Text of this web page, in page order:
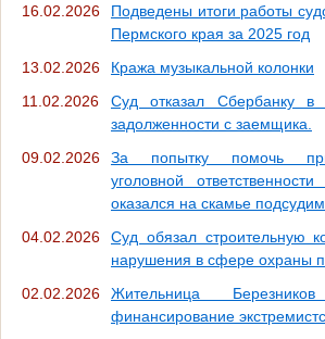
16.02.2026
Подведены итоги работы
Пермского края за 2025 год
13.02.2026
Кража музыкальной колонки
11.02.2026
Суд отказал Сбербанку в
задолженности с заемщика.
09.02.2026
За попытку помочь
уголовной
оказался на скамье
04.02.2026
Суд обязал строительную
нарушения в сфере охраны
02.02.2026
Жительница
финансирование